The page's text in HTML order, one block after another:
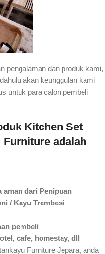
pengalaman dan produk kami,
akan keunggulan kami
untuk para calon pembeli
Kitchen Set
Furniture adalah
aman dari Penipuan
/ Kayu Trembesi
pembeli
cafe, homestay, dll
Furniture Jepara, anda